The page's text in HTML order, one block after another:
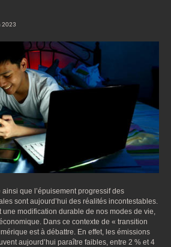
2023
que l’épuisement progressif des
sont aujourd’hui des réalités incontestables.
modification durable de nos modes de vie,
Dans ce contexte de « transition
est à débattre. En effet, les émissions
aujourd’hui paraître faibles, entre 2 % et 4